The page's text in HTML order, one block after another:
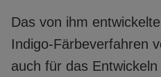
Das von ihm
Indigo-Färbeverfahren
auch für das